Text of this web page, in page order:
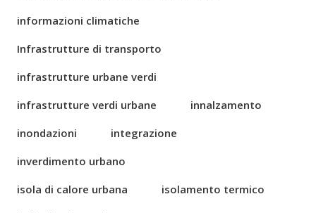
informazioni climatiche
Infrastrutture di transporto
infrastrutture urbane verdi
infrastrutture verdi urbane
innalzamento
inondazioni
integrazione
inverdimento urbano
isola di calore urbana
isolamento termico